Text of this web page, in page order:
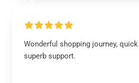
Wonderful shopping journey,
superb support.